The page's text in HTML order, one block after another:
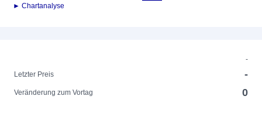
► Chartanalyse
-
Letzter Preis
-
Veränderung zum Vortag 0